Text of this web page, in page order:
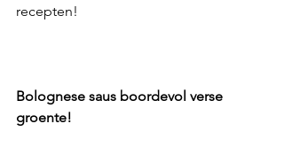
recepten!
Bolognese saus boordevol verse
groente!